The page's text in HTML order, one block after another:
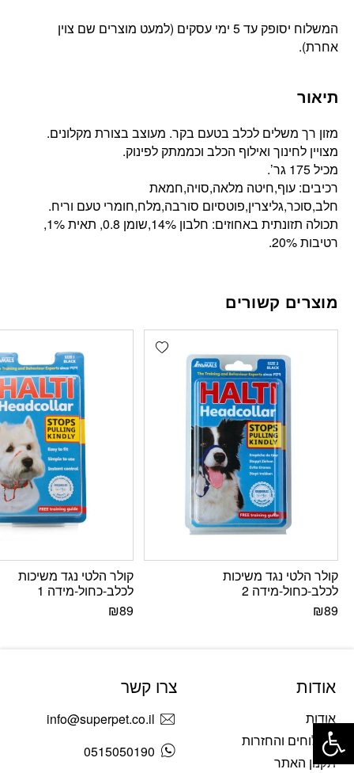
המשלוח יסופק עד 5 ימי עסקים (למעט מוצרים שם צוין
אחרת).
תיאור
מזון רך משלים לכלב בטעם בקר. מעוצב בצורת מקלונים.
מצויין לחינוך ואילוף הכלב וכממתק לפינוק.
מכיל 175 גר’.
רכיבים: עוף,חיטה מלאה,סויה,חמאת
חלב,סוכר,גליצרין,פוטסיום סורבה,מלח,חומרי טעם וריח.
תכולה תזונתית באחוזים: חלבון 14%,שומן 0.8, תאית 1%,
רטיבות 20%.
מוצרים קשורים
Add wishlist
קולר הלטי נגד משיכות
לכלב-כחול-מידה 2
₪89
קולר הלטי נגד משיכות
לכלב-כחול-מידה 1
₪89
אודות
אודות
משלוחים והחזרות
תקנון האתר
צרו קשר
info@superpet.co.il
0515050190
פתח סרגל נגישות